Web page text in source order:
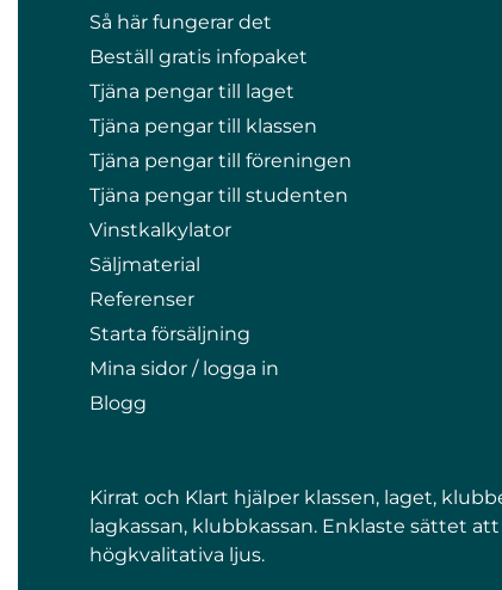
Så här fungerar det
Beställ gratis infopaket
Tjäna pengar till laget
Tjäna pengar till klassen
Tjäna pengar till föreningen
Tjäna pengar till studenten
Vinstkalkylator
Säljmaterial
Referenser
Starta försäljning
Mina sidor / logga in
Blogg
Kirrat och Klart hjälper klassen, laget,
lagkassan, klubbkassan. Enklaste sättet
högkvalitativa ljus.